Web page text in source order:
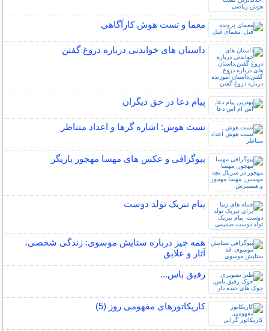
معما و تست هوش کارآگاهی
داستان های خواندنی درباره دروغ گفتن
پیام دعا در حق دیگران
تست هوش: اشاره گرها و اعداد متناظر
بیوگرافی و عکس های مهسا مهجور بازیگر
پیام تبریک تولد دوست
همه چیز درباره ستایش موسوی: زندگی شخصی،
آثار و علایق
رفیق باس...
کاریکاتورهای مفهومی روز (5)